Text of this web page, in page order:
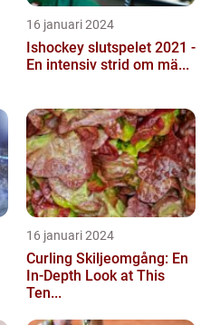
16 januari 2024
Ishockey slutspelet 2021 -
En intensiv strid om mä...
16 januari 2024
Curling Skiljeomgång: En
In-Depth Look at This
Ten...